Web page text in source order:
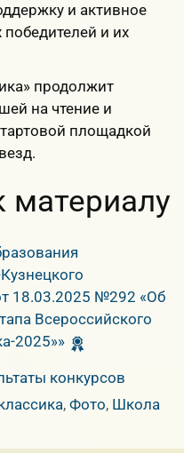
и активное
и их
продолжит
на чтение и
площадкой
18.03.2025 №292 «Об
Всероссийского
2025»»
конкурсов
,Фото, Школа